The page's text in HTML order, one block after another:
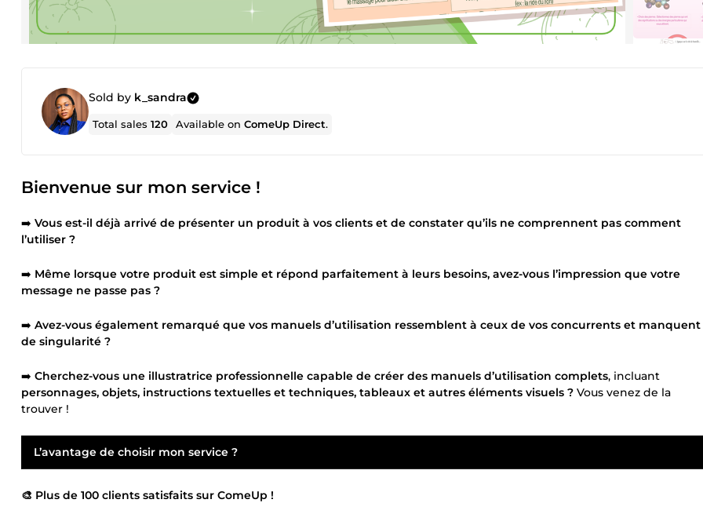
Sold by k_sandra
Total sales120 Available onComeUp Direct.
Bienvenue sur mon service !
➡️ Vous est-il déjà arrivé de présenter un produit à vos clients et de constater qu’ils ne comprennent pas comment
l’utiliser ?
➡️ Même lorsque votre produit est simple et répond parfaitement à leurs besoins, avez-vous l’impression que votre
message ne passe pas ?
➡️ Avez-vous également remarqué que vos manuels d’utilisation ressemblent à ceux de vos concurrents et manquent
de singularité ?
➡️ Cherchez-vous une illustratrice professionnelle capable de créer des manuels d’utilisation complets, incluant
personnages, objets, instructions textuelles et techniques, tableaux et autres éléments visuels ? Vous venez de la
trouver !
L’avantage de choisir mon service ?
🎨 Plus de 100 clients satisfaits sur ComeUp !